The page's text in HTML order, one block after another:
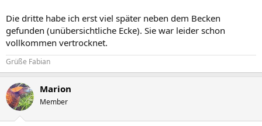
Die dritte habe ich erst viel später neben dem Becken
gefunden (unübersichtliche Ecke). Sie war leider schon
vollkommen vertrocknet.
Grüße Fabian
Marion
Member